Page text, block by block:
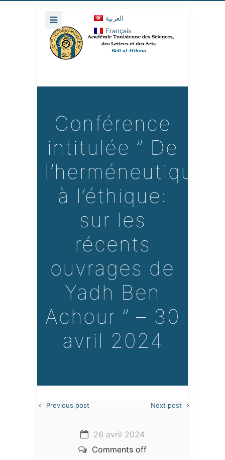
العربية
Français
Conférence
intitulée ” De
l’herméneutique
à l’éthique:
sur les
récents
ouvrages de
Yadh Ben
Achour ” – 30
avril 2024
Previous post Next post
26 avril 2024
Comments off